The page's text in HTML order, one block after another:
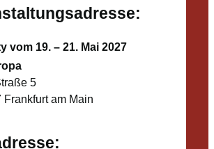
vom 19. – 21. Mai 2027
5
Frankfurt am Main